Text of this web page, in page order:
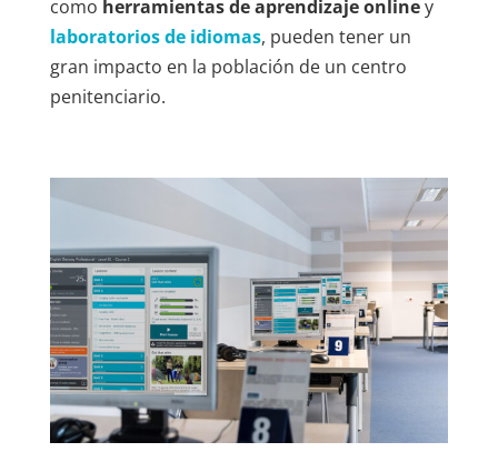
como herramientas de aprendizaje onliney
laboratorios de idiomas, pueden tener un
gran impacto en la población de un centro
penitenciario.